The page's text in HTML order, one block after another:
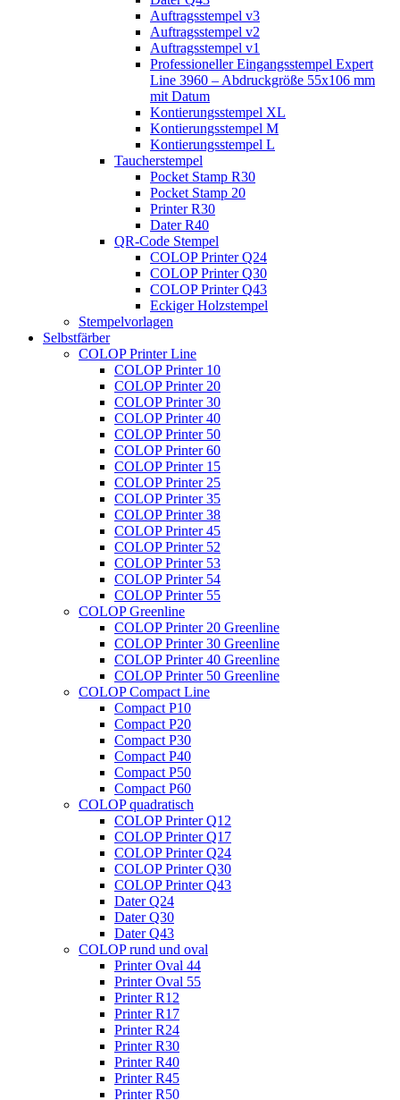
Auftragsstempel v3
Auftragsstempel v2
Auftragsstempel v1
Professioneller Eingangsstempel Expert
Line 3960 – Abdruckgröße 55x106 mm
mit Datum
Kontierungsstempel XL
Kontierungsstempel M
Kontierungsstempel L
Taucherstempel
Pocket Stamp R30
Pocket Stamp 20
Printer R30
Dater R40
QR-Code Stempel
COLOP Printer Q24
COLOP Printer Q30
COLOP Printer Q43
Eckiger Holzstempel
Stempelvorlagen
Selbstfärber
COLOP Printer Line
COLOP Printer 10
COLOP Printer 20
COLOP Printer 30
COLOP Printer 40
COLOP Printer 50
COLOP Printer 60
COLOP Printer 15
COLOP Printer 25
COLOP Printer 35
COLOP Printer 38
COLOP Printer 45
COLOP Printer 52
COLOP Printer 53
COLOP Printer 54
COLOP Printer 55
COLOP Greenline
COLOP Printer 20 Greenline
COLOP Printer 30 Greenline
COLOP Printer 40 Greenline
COLOP Printer 50 Greenline
COLOP Compact Line
Compact P10
Compact P20
Compact P30
Compact P40
Compact P50
Compact P60
COLOP quadratisch
COLOP Printer Q12
COLOP Printer Q17
COLOP Printer Q24
COLOP Printer Q30
COLOP Printer Q43
Dater Q24
Dater Q30
Dater Q43
COLOP rund und oval
Printer Oval 44
Printer Oval 55
Printer R12
Printer R17
Printer R24
Printer R30
Printer R40
Printer R45
Printer R50